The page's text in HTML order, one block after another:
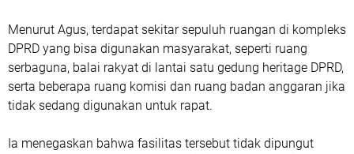
Menurut Agus, terdapat sekitar sepuluh ruangan di kompleks
DPRD yang bisa digunakan masyarakat, seperti ruang
serbaguna, balai rakyat di lantai satu gedung heritage DPRD,
serta beberapa ruang komisi dan ruang badan anggaran jika
tidak sedang digunakan untuk rapat.
Ia menegaskan bahwa fasilitas tersebut tidak dipungut